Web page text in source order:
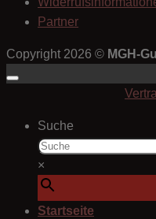
Partner
Copyright 2026 © MGH-
Suche
×
Startseite